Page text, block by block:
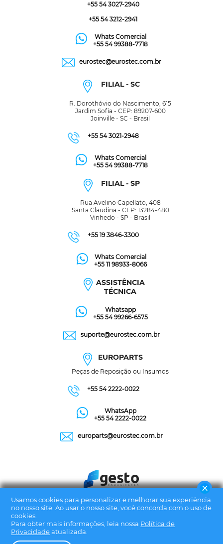
Usamos cookies para personalizar e melhorar sua experiência
no nosso site. Ao usar o nosso site, você concorda com o uso de
cookies.
Para obter mais informações, leia nossa Política de
Privacidadeatualizada.
+55 54 3027-2940
+55 54 3212-2941
Whats Comercial
+55 54 99388-7718
eurostec@eurostec.com.br
FILIAL - SC
R. Dorothóvio do Nascimento, 615
Jardim Sofia - CEP: 89207-600
Joinville - SC - Brasil
+55 54 3021-2948
Whats Comercial
+55 54 99388-7718
FILIAL - SP
Rua Avelino Capellato, 408
Santa Claudina - CEP: 13284-480
Vinhedo - SP - Brasil
+55 19 3846-3300
Whats Comercial
+55 11 98933-8066
ASSISTÊNCIA
TÉCNICA
Whatsapp
+55 54 99266-6575
suporte@eurostec.com.br
EUROPARTS
Peças de Reposição ou Insumos
+55 54 2222-0022
WhatsApp
+55 54 2222-0022
europarts@eurostec.com.br